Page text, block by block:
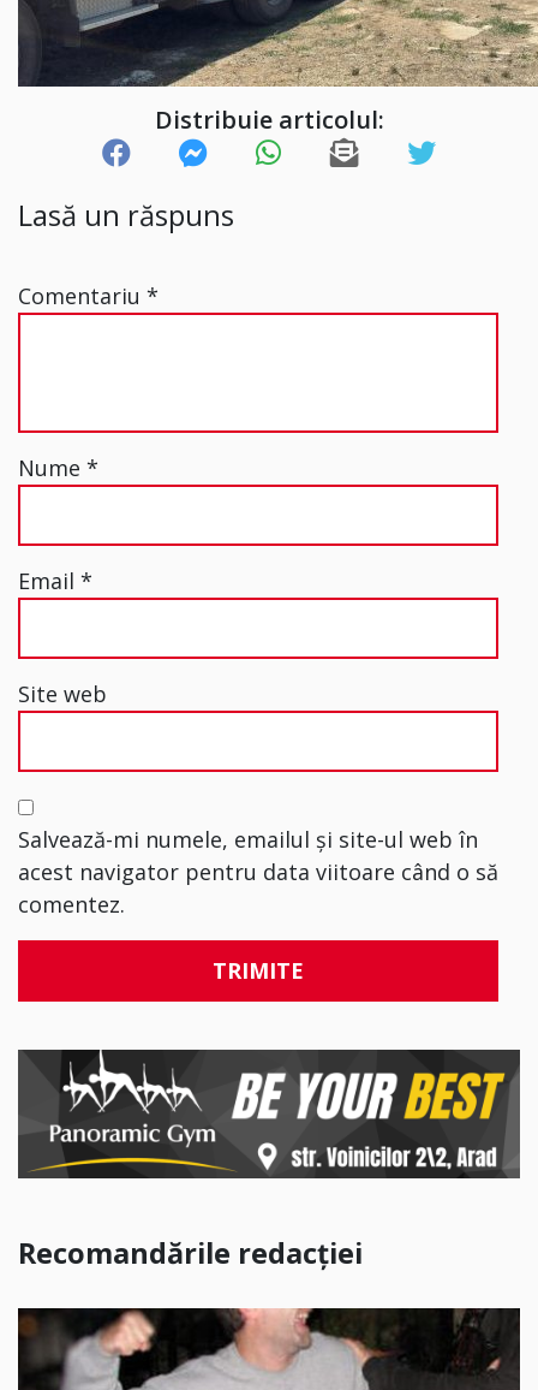
Distribuie articolul:
Lasă un răspuns
Comentariu *
Nume *
Email *
Site web
Salvează-mi numele, emailul și site-ul web în
acest navigator pentru data viitoare când o să
comentez.
Recomandările redacției